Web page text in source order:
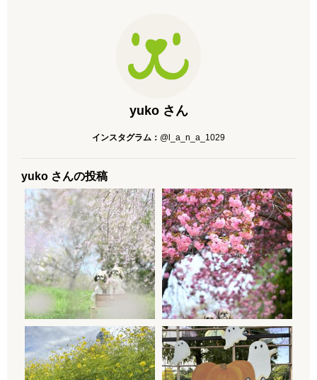
yuko さん
インスタグラム： @l_a_n_a_1029
yuko さんの投稿